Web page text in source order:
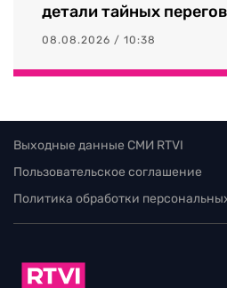
детали тайных
08.08.2026 / 10:38
Выходные данные СМИ RTVI
Пользовательское соглашение
Политика обработки